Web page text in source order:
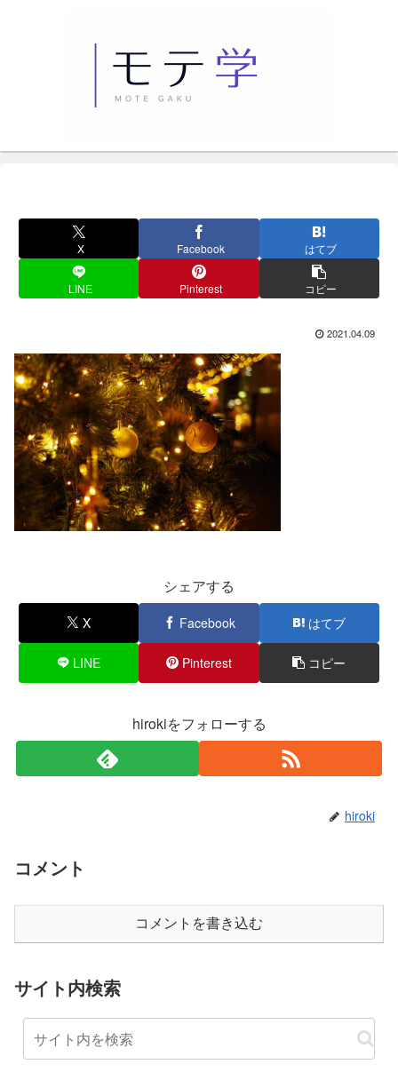
X Facebook はてブ
LINE Pinterest コピー
2021.04.09
シェアする
X Facebook はてブ
LINE Pinterest コピー
hirokiをフォローする
hiroki
コメント
コメントを書き込む
サイト内検索